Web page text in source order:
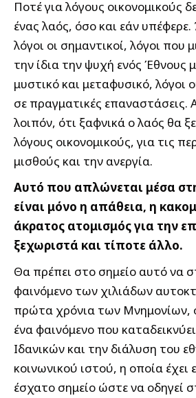
Ποτέ για λόγους οικονομικούς
ένας λαός, όσο και εάν υπέφερε.
λόγοι οι σημαντικοί, λόγοι που
την ίδια την ψυχή ενός Έθνους
μυστικό και μεταφυσικό, λόγοι
σε πραγματικές επαναστάσεις.
λοιπόν, ότι ξαφνικά ο λαός θα
λόγους οικονομικούς, για τις
μισθούς και την ανεργία.
Αυτό που απλώνεται μέσα
είναι μόνο η απάθεια, η
άκρατος ατομισμός για την
ξεχωριστά και τίποτε άλλο.
Θα πρέπει στο σημείο αυτό να
φαινόμενο των χιλιάδων
πρώτα χρόνια των Μνημονίων,
ένα φαινόμενο που
Ιδανικών και την διάλυση του
κοινωνικού ιστού, η οποία έχει
έσχατο σημείο ώστε να οδηγεί